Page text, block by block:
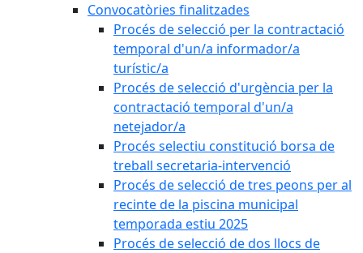
Convocatòries finalitzades
Procés de selecció per la contractació
temporal d'un/a informador/a
turístic/a
Procés de selecció d'urgència per la
contractació temporal d'un/a
netejador/a
Procés selectiu constitució borsa de
treball secretaria-intervenció
Procés de selecció de tres peons per al
recinte de la piscina municipal
temporada estiu 2025
Procés de selecció de dos llocs de